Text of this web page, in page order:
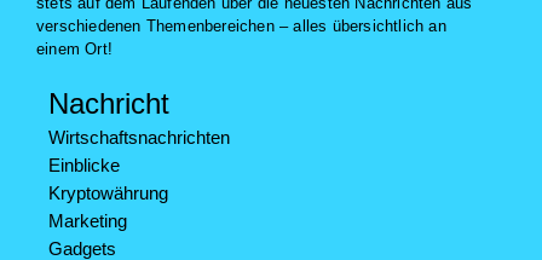
verschiedenen Themenbereichen – alles übersichtlich an
einem Ort!
Nachricht
Wirtschaftsnachrichten
Einblicke
Kryptowährung
Marketing
Gadgets